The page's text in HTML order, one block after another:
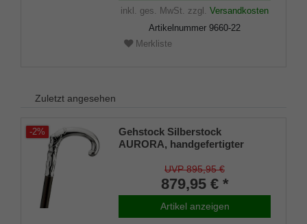
inkl. ges. MwSt. zzgl. Versandkosten
Artikelnummer 9660-22
Merkliste
Zuletzt angesehen
-2%
Gehstock Silberstock
AURORA, handgefertigter
925/1000 Sterling Silber mit fein
herausgearbeiteter Abbildung
der Aurora,, aufgesetzt auf
einen Stock aus edlem
Makassar Ebenholz, inklusive
UVP 895,95 €
879,95 € *
Artikel anzeigen